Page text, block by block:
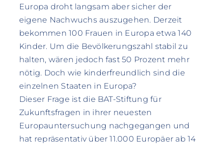
Europa droht langsam aber sicher der
eigene Nachwuchs auszugehen. Derzeit
bekommen 100 Frauen in Europa etwa 140
Kinder. Um die Bevölkerungszahl stabil zu
halten, wären jedoch fast 50 Prozent mehr
nötig. Doch wie kinderfreundlich sind die
einzelnen Staaten in Europa?
Dieser Frage ist die BAT-Stiftung für
Zukunftsfragen in ihrer neuesten
Europauntersuchung nachgegangen und
hat repräsentativ über 11.000 Europäer ab 14